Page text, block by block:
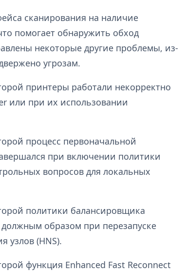
сканирования на наличие
помогает обнаружить обход
некоторые другие проблемы, из-
угрозам.
принтеры работали некорректно
или при их использовании
процесс первоначальной
при включении политики
вопросов для локальных
политики балансировщика
должным образом при перезапуске
узлов (HNS).
функция Enhanced Fast Reconnect